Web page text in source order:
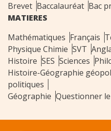
Brevet Baccalauréat Bac
MATIERES
Mathématiques Français
Physique Chimie SVT
Histoire SES Sciences
Histoire-Géographie
politiques
Géographie Questionner